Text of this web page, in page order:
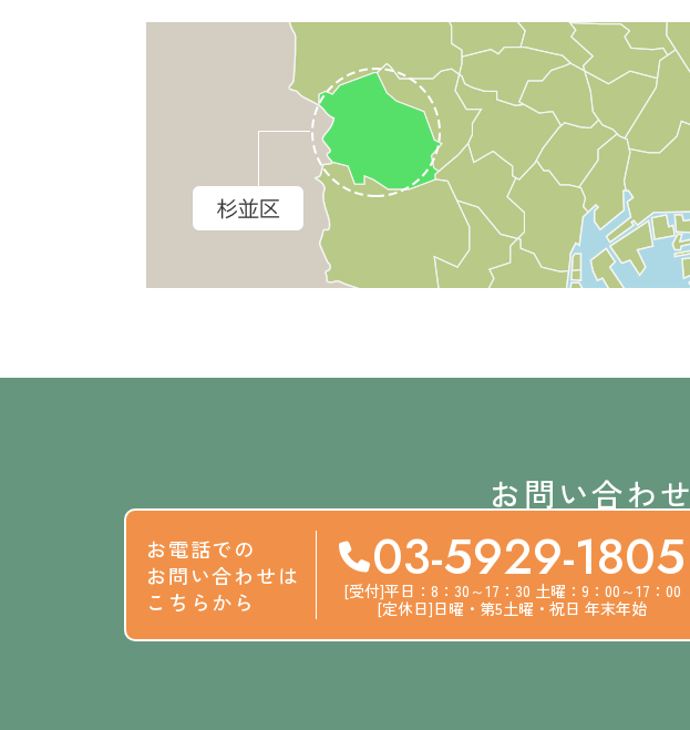
お問い合わせ
お電話での
お問い合わせは
こちらから
03-5929-1805
[受付]平日：8：30～17：30 土曜：9：00～17：00
[定休日]日曜・第5土曜・祝日年末年始